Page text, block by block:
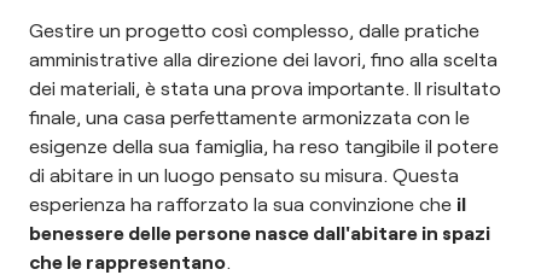
Gestire un progetto così complesso, dalle pratiche
amministrative alla direzione dei lavori, fino alla scelta
dei materiali, è stata una prova importante. Il risultato
finale, una casa perfettamente armonizzata con le
esigenze della sua famiglia, ha reso tangibile il potere
di abitare in un luogo pensato su misura. Questa
esperienza ha rafforzato la sua convinzione che il
benessere delle persone nasce dall'abitare in spazi
che le rappresentano.